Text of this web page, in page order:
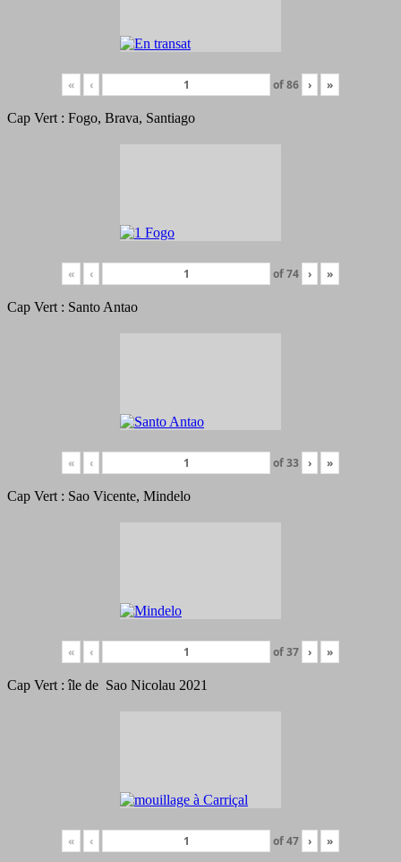
« ‹ of86 › »
Cap Vert : Fogo, Brava, Santiago
« ‹ of74 › »
Cap Vert : Santo Antao
« ‹ of33 › »
Cap Vert : Sao Vicente, Mindelo
« ‹ of37 › »
Cap Vert : île de Sao Nicolau 2021
« ‹ of47 › »